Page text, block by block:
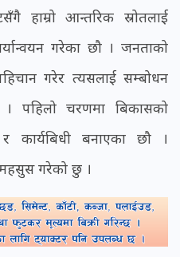
हाम्रो आन्तरिक स्रोतलाई
गरेका छौ । जनताको
गरेर त्यसलाई सम्बोधन
पहिलो चरणमा बिकासको
र कार्यबिधी बनाएका छौ ।
गरेको छु ।